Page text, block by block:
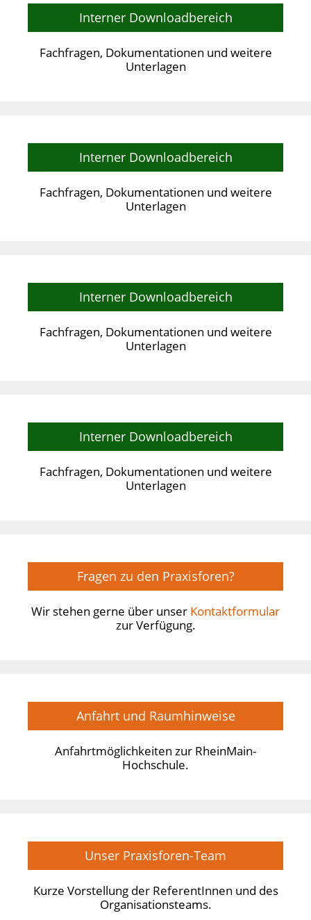
Interner Downloadbereich
Fachfragen, Dokumentationen und weitere
Unterlagen
Interner Downloadbereich
Fachfragen, Dokumentationen und weitere
Unterlagen
Interner Downloadbereich
Fachfragen, Dokumentationen und weitere
Unterlagen
Interner Downloadbereich
Fachfragen, Dokumentationen und weitere
Unterlagen
Fragen zu den Praxisforen?
Wir stehen gerne über unser Kontaktformular
zur Verfügung.
Anfahrt und Raumhinweise
Anfahrtmöglichkeiten zur RheinMain-
Hochschule.
Unser Praxisforen-Team
Kurze Vorstellung der ReferentInnen und des
Organisationsteams.